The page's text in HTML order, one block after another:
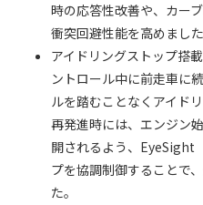
時の応答性改善や、カー
衝突回避性能を高めました
アイドリングストップ搭
ントロール中に前走車に
ルを踏むことなくアイド
再発進時には、エンジン
開されるよう、EyeSight
プを協調制御することで
た。